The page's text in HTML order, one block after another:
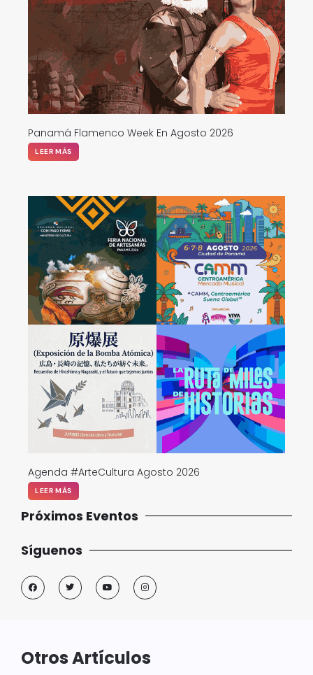
Panamá Flamenco Week En Agosto 2026
LEER MÁS
Agenda #ArteCultura Agosto 2026
LEER MÁS
Próximos Eventos
Síguenos
Otros Artículos